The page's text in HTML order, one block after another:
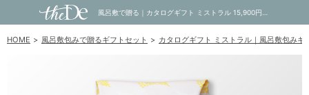
HOME 風呂敷包みで贈るギフトセット カタログギフト ミストラル｜風呂敷包みギ